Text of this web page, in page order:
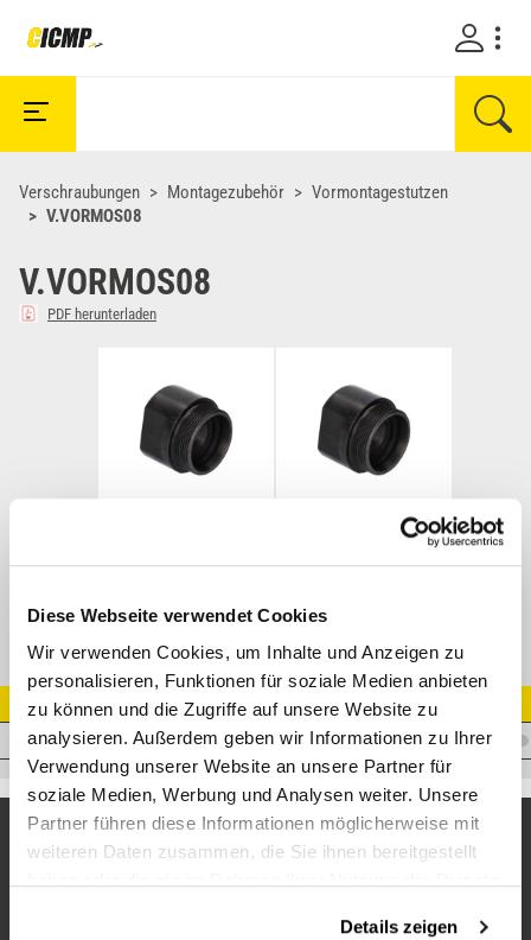
Diese Webseite verwendet Cookies
Wir verwenden Cookies, um Inhalte und Anzeigen zu
personalisieren, Funktionen für soziale Medien anbieten
zu können und die Zugriffe auf unsere Website zu
analysieren. Außerdem geben wir Informationen zu Ihrer
Verwendung unserer Website an unsere Partner für
soziale Medien, Werbung und Analysen weiter. Unsere
Partner führen diese Informationen möglicherweise mit
weiteren Daten zusammen, die Sie ihnen bereitgestellt
Details zeigen
Verschraubungen Montagezubehör
Vormontagestutzen
V.VORMOS08
V.VORMOS08
PDF herunterladen
Artikel Nr.
V.VORMOS08